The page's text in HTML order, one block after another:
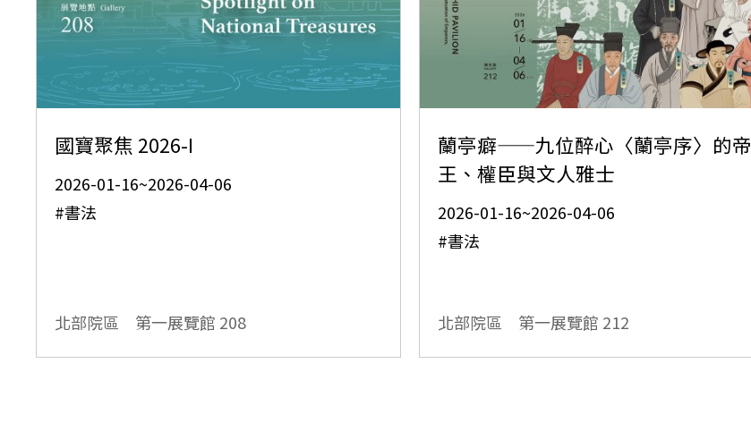
國寶聚焦 2026-I
2026-01-16~2026-04-06
#書法
北部院區 第一展覽館 208
蘭亭癖——九位醉心〈蘭亭序〉的帝
王、權臣與文人雅士
2026-01-16~2026-04-06
#書法
北部院區 第一展覽館 212